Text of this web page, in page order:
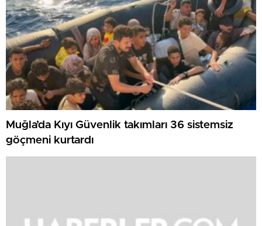
Muğla’da Kıyı Güvenlik takımları 36 sistemsiz
göçmeni kurtardı